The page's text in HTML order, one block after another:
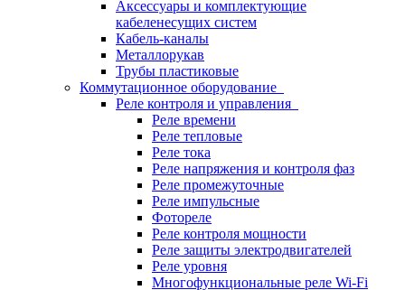
Аксессуары и комплектующие
кабеленесущих систем
Кабель-каналы
Металлорукав
Трубы пластиковые
Коммутационное оборудование
Реле контроля и управления
Реле времени
Реле тепловые
Реле тока
Реле напряжения и контроля фаз
Реле промежуточные
Реле импульсные
Фотореле
Реле контроля мощности
Реле защиты электродвигателей
Реле уровня
Многофункциональные реле Wi-Fi